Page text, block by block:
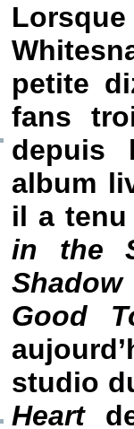
petite
fans
depuis
album
il a
in the
Good
studio
Heart